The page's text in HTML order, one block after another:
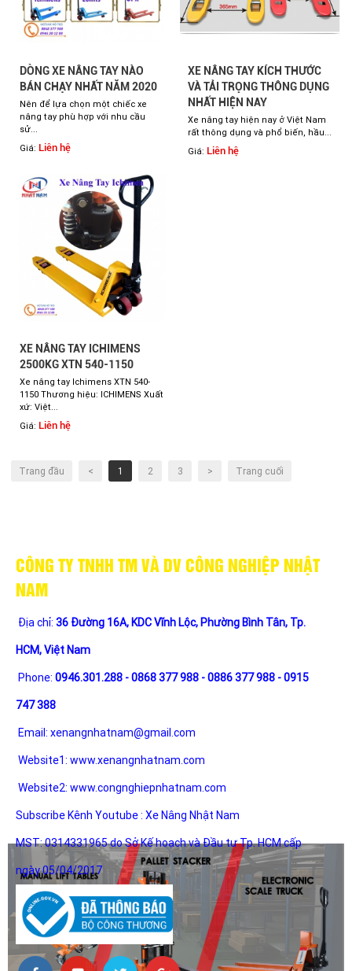
DÒNG XE NÂNG TAY NÀO
BÁN CHẠY NHẤT NĂM 2020
Nên để lựa chọn một chiếc xe
nâng tay phù hợp với nhu cầu
sử...
Giá: Liên hệ
XE NÂNG TAY KÍCH THƯỚC
VÀ TẢI TRỌNG THÔNG DỤNG
NHẤT HIỆN NAY
Xe nâng tay hiện nay ở Việt Nam
rất thông dụng và phổ biến, hầu...
Giá: Liên hệ
XE NÂNG TAY ICHIMENS
2500KG XTN 540-1150
Xe nâng tay Ichimens XTN 540-
1150 Thương hiệu: ICHIMENS Xuất
xứ: Việt...
Giá: Liên hệ
Trang đầu < 1 2 3 > Trang cuối
CÔNG TY TNHH TM VÀ DV CÔNG NGHIỆP NHẬT
NAM
Địa chỉ: 36 Đường 16A, KDC Vĩnh Lộc, Phường Bình Tân, Tp.
HCM, Việt Nam
Phone: 0946.301.288 - 0868 377 988 - 0886 377 988 - 0915
747 388
Email: xenangnhatnam@gmail.com
Website1: www.xenangnhatnam.com
Website2: www.congnghiepnhatnam.com
Subscribe Kênh Youtube : Xe Nâng Nhật Nam
MST: 0314331965 do Sở Kế hoạch và Đầu tư Tp. HCM cấp
ngày 05/04/2017